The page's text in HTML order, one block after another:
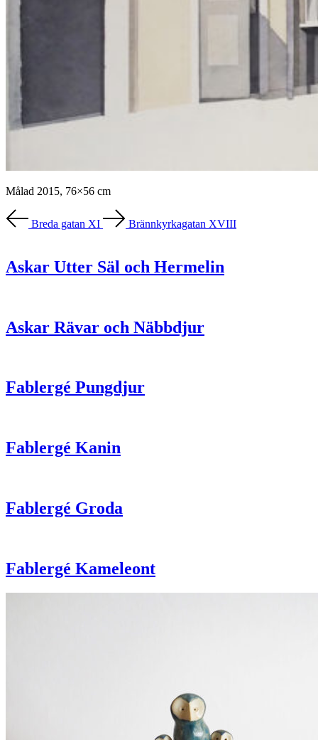
Målad 2015, 76×56 cm
Breda gatan XI Brännkyrkagatan XVIII
Askar Utter Säl och Hermelin
Askar Rävar och Näbbdjur
Fablergé Pungdjur
Fablergé Kanin
Fablergé Groda
Fablergé Kameleont